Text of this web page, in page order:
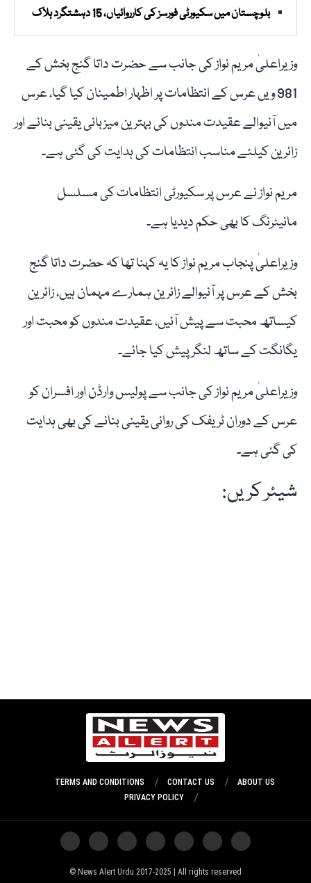
بلوچستان میں سکیورٹی فورسز کی کارروائیاں، 15 دہشتگرد ہلاک
وزیراعلیٰ مریم نواز کی جانب سے حضرت داتا گنج بخش کے
981 ویں عرس کے انتظامات پر اظہار اطمینان کیا گیا، عرس
میں آنیوالے عقیدت مندوں کی بہترین میزبانی یقینی بنانے اور
زائرین کیلئے مناسب انتظامات کی ہدایت کی گئی ہے۔
مریم نواز نے عرس پر سکیورٹی انتظامات کی مسلسل
مانیٹرنگ کا بھی حکم دیدیا ہے۔
وزیراعلیٰ پنجاب مریم نواز کا یہ کہنا تھا کہ حضرت داتا گنج
بخش کے عرس پر آنیوالے زائرین ہمارے مہمان ہیں، زائرین
کیساتھ محبت سے پیش آئیں، عقیدت مندوں کو محبت اور
یگانگت کے ساتھ لنگر پیش کیا جائے۔
وزیراعلیٰ مریم نواز کی جانب سے پولیس وارڈن اور افسران کو
عرس کے دوران ٹریفک کی روانی یقینی بنانے کی بھی ہدایت
کی گئی ہے۔
شیئر کریں:
ABOUT US
CONTACT US
TERMS AND CONDITIONS
PRIVACY POLICY
News Alert Urdu 2017-2025 | All rights reserved ©